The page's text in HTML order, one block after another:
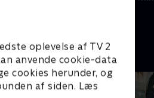
oplevelse af TV 2
anvende cookie-data
cookies herunder, og
af siden. Læs